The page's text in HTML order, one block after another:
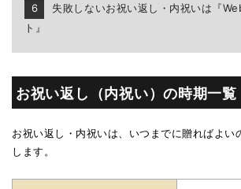
失敗しないお祝い返し・内祝いは『
ト』
お祝い返し（内祝い）の時期一覧
お祝い返し・内祝いは、いつまでに贈ればよい
します。